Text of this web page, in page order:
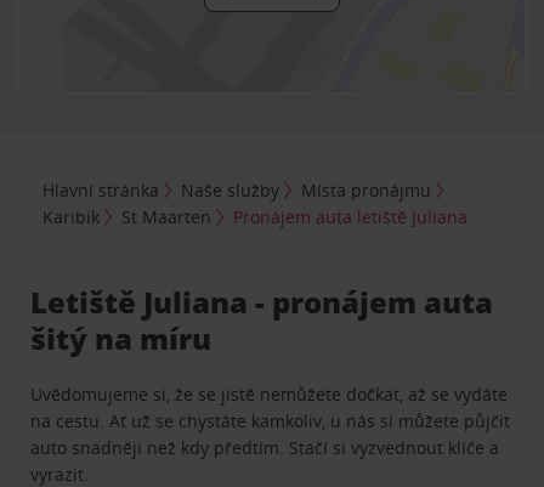
Hlavní stránka Naše služby
Místa pronájmu
Karibik
St Maarten Pronájem auta letiště Juliana
Letiště Juliana - pronájem auta
šitý na míru
Uvědomujeme si, že se jistě nemůžete dočkat, až se vydáte
na cestu. Ať už se chystáte kamkoliv, u nás si můžete půjčit
auto snadněji než kdy předtím. Stačí si vyzvednout klíče a
vyrazit.